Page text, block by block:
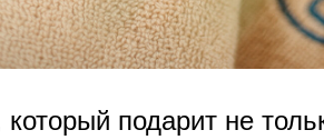
который подарит не